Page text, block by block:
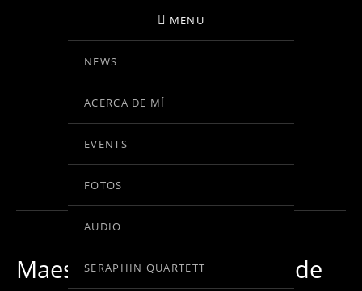
BIRGIT KOLAR
VIOLINE
MENU
NEWS
ACERCA DE MÍ
EVENTS
FOTOS
AUDIO
SERAPHIN QUARTETT
Maestro Rafael Frühbeck de